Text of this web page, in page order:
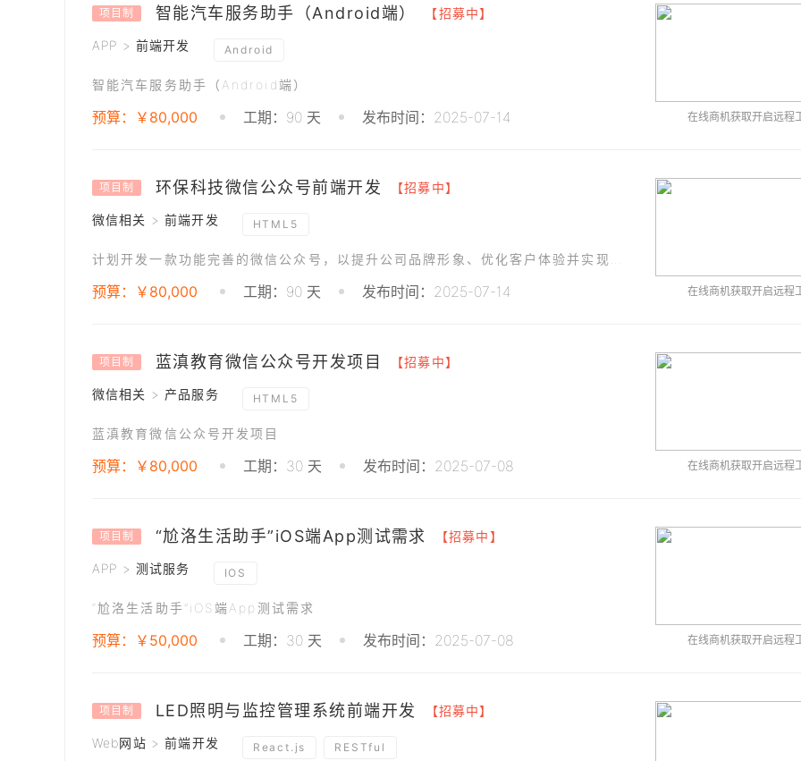
项目制 智能汽车服务助手（Android端） 【招募中】
APP > 前端开发 Android
智能汽车服务助手（Android端）
预算：￥80,000 工期：90 天 发布时间：2025-07-14 在线商机获取开启远程
项目制 环保科技微信公众号前端开发 【招募中】
微信相关 > 前端开发 HTML5
预算：￥80,000 工期：90 天 发布时间：2025-07-14 在线商机获取开启远程
项目制 蓝滇教育微信公众号开发项目 【招募中】
微信相关 > 产品服务 HTML5
蓝滇教育微信公众号开发项目
预算：￥80,000 工期：30 天 发布时间：2025-07-08 在线商机获取开启远程
项目制 “尬洛生活助手”iOS端App测试需求 【招募中】
APP > 测试服务 IOS
“尬洛生活助手”iOS端App测试需求
预算：￥50,000 工期：30 天 发布时间：2025-07-08 在线商机获取开启远程
项目制 LED照明与监控管理系统前端开发 【招募中】
Web网站 > 前端开发 React.js RESTful